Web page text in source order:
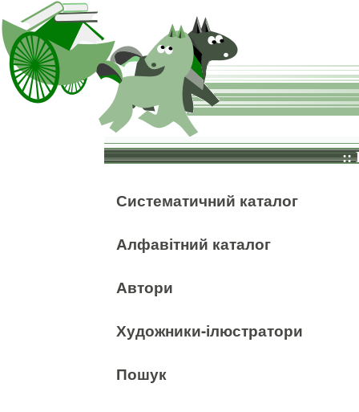
::
Систематичний каталог
Алфавітний каталог
Автори
Художники-ілюстратори
Пошук